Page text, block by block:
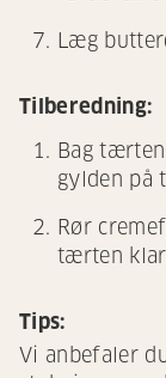
Læg
Tilberedning:
Bag
gylden på
Rør
tærten
Tips:
Vi anbefaler